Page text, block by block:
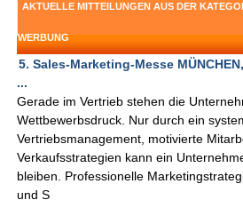
AKTUELLE MITTEILUNGEN AUS DER
WERBUNG
5. Sales-Marketing-Messe
...
Gerade im Vertrieb stehen die
Wettbewerbsdruck. Nur durch ein
Vertriebsmanagement, motivierte
Verkaufsstrategien kann ein
bleiben. Professionelle
und S